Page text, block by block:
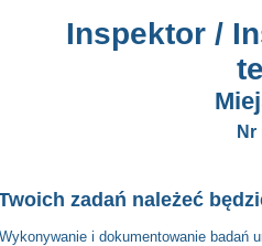
Inspektor /
Nr
zadań należeć
Wykonywanie i dokumentowanie badań